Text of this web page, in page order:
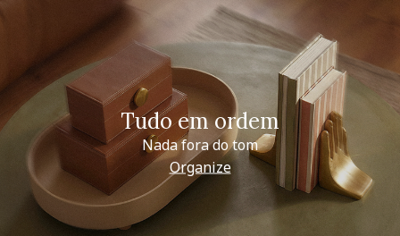
Tudo em ordem
Nada fora do tom
Organize